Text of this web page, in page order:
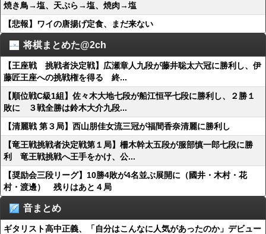
焼き鳥→塩、天ぷら→塩、焼肉→塩
【悲報】ワイの唐揚げ定食、まだ来ない
将棋まとめた@2ch
【王座戦 挑戦者決定戦】広瀬章人九段が藤井聡太六冠に勝利し、伊
藤匠王座への挑戦権を得る 終...
【順位戦C級1組】佐々木大地七段が船江恒平七段に勝利し、２勝１
敗に ３戦全勝は鈴木大介九段...
【清麗戦 第３局】西山朋佳女流三冠が福間香奈清麗に勝利し
【竜王戦挑戦者決定戦第１局】柵木幹太五段が服部慎一郎七段に勝
利 竜王戦挑戦へ王手をかけ、公...
【奨励会三段リーグ】10勝4敗が4名並ぶ展開に（國井・木村・花
村・渡邊） 残りはあと４局
音まとめ
ギタリスト高中正義、「自分はこんなに人気があったのか」デビュー